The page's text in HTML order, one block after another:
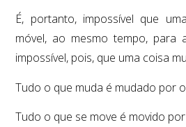
É, portanto, impossível que
móvel, ao mesmo tempo, para
impossível, pois, que uma coisa
Tudo o que muda é mudado por
Tudo o que se move é movido